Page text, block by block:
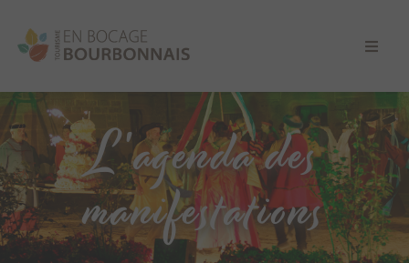
L'agenda des
manifestations